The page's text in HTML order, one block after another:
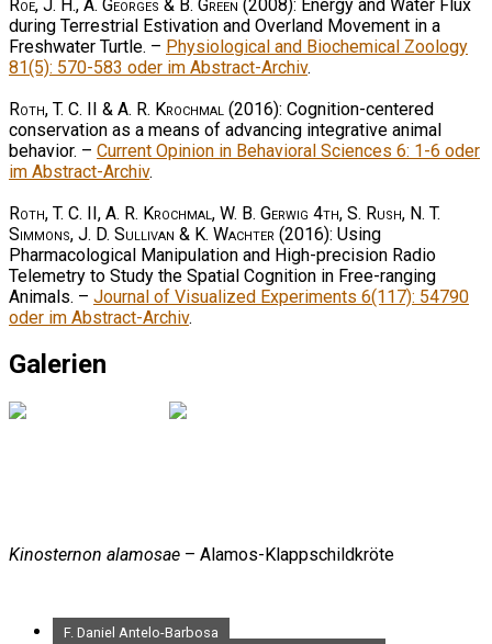
Roe, J. H., A. Georges & B. Green (2008): Energy and Water Flux
during Terrestrial Estivation and Overland Movement in a
Freshwater Turtle. – Physiological and Biochemical Zoology
81(5): 570-583 oder im Abstract-Archiv.
Roth, T. C. II & A. R. Krochmal (2016): Cognition-centered
conservation as a means of advancing integrative animal
behavior. – Current Opinion in Behavioral Sciences 6: 1-6 oder
im Abstract-Archiv.
Roth, T. C. II, A. R. Krochmal, W. B. Gerwig 4th, S. Rush, N. T.
Simmons, J. D. Sullivan & K. Wachter (2016): Using
Pharmacological Manipulation and High-precision Radio
Telemetry to Study the Spatial Cognition in Free-ranging
Animals. – Journal of Visualized Experiments 6(117): 54790
oder im Abstract-Archiv.
Galerien
Kinosternon alamosae – Alamos-Klappschildkröte
F. Daniel Antelo-Barbosa